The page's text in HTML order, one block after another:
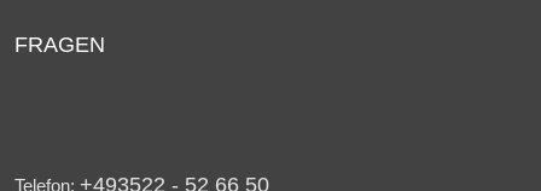
FRAGEN
Telefon: +493522 - 52 66 50